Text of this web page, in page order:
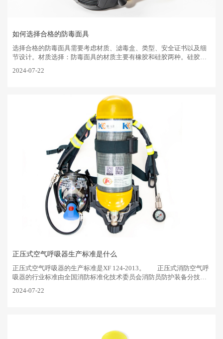
如何选择合格的防毒面具
选择合格的防毒面具需要考虑材质、‌滤毒盒、‌类型、‌安全证书以及细
节设计。‌材质选择：‌防毒面具的材质主要有橡胶和硅胶两种。‌硅胶材
···
2024-07-22
正压式空气呼吸器生产标准是什么
正压式空气呼吸器的生产标准是XF 124-2013。‌ 正压式消防空气呼
吸器的行业标准由全国消防标准化技术委员会消防员防护装备分技术
2024-07-22